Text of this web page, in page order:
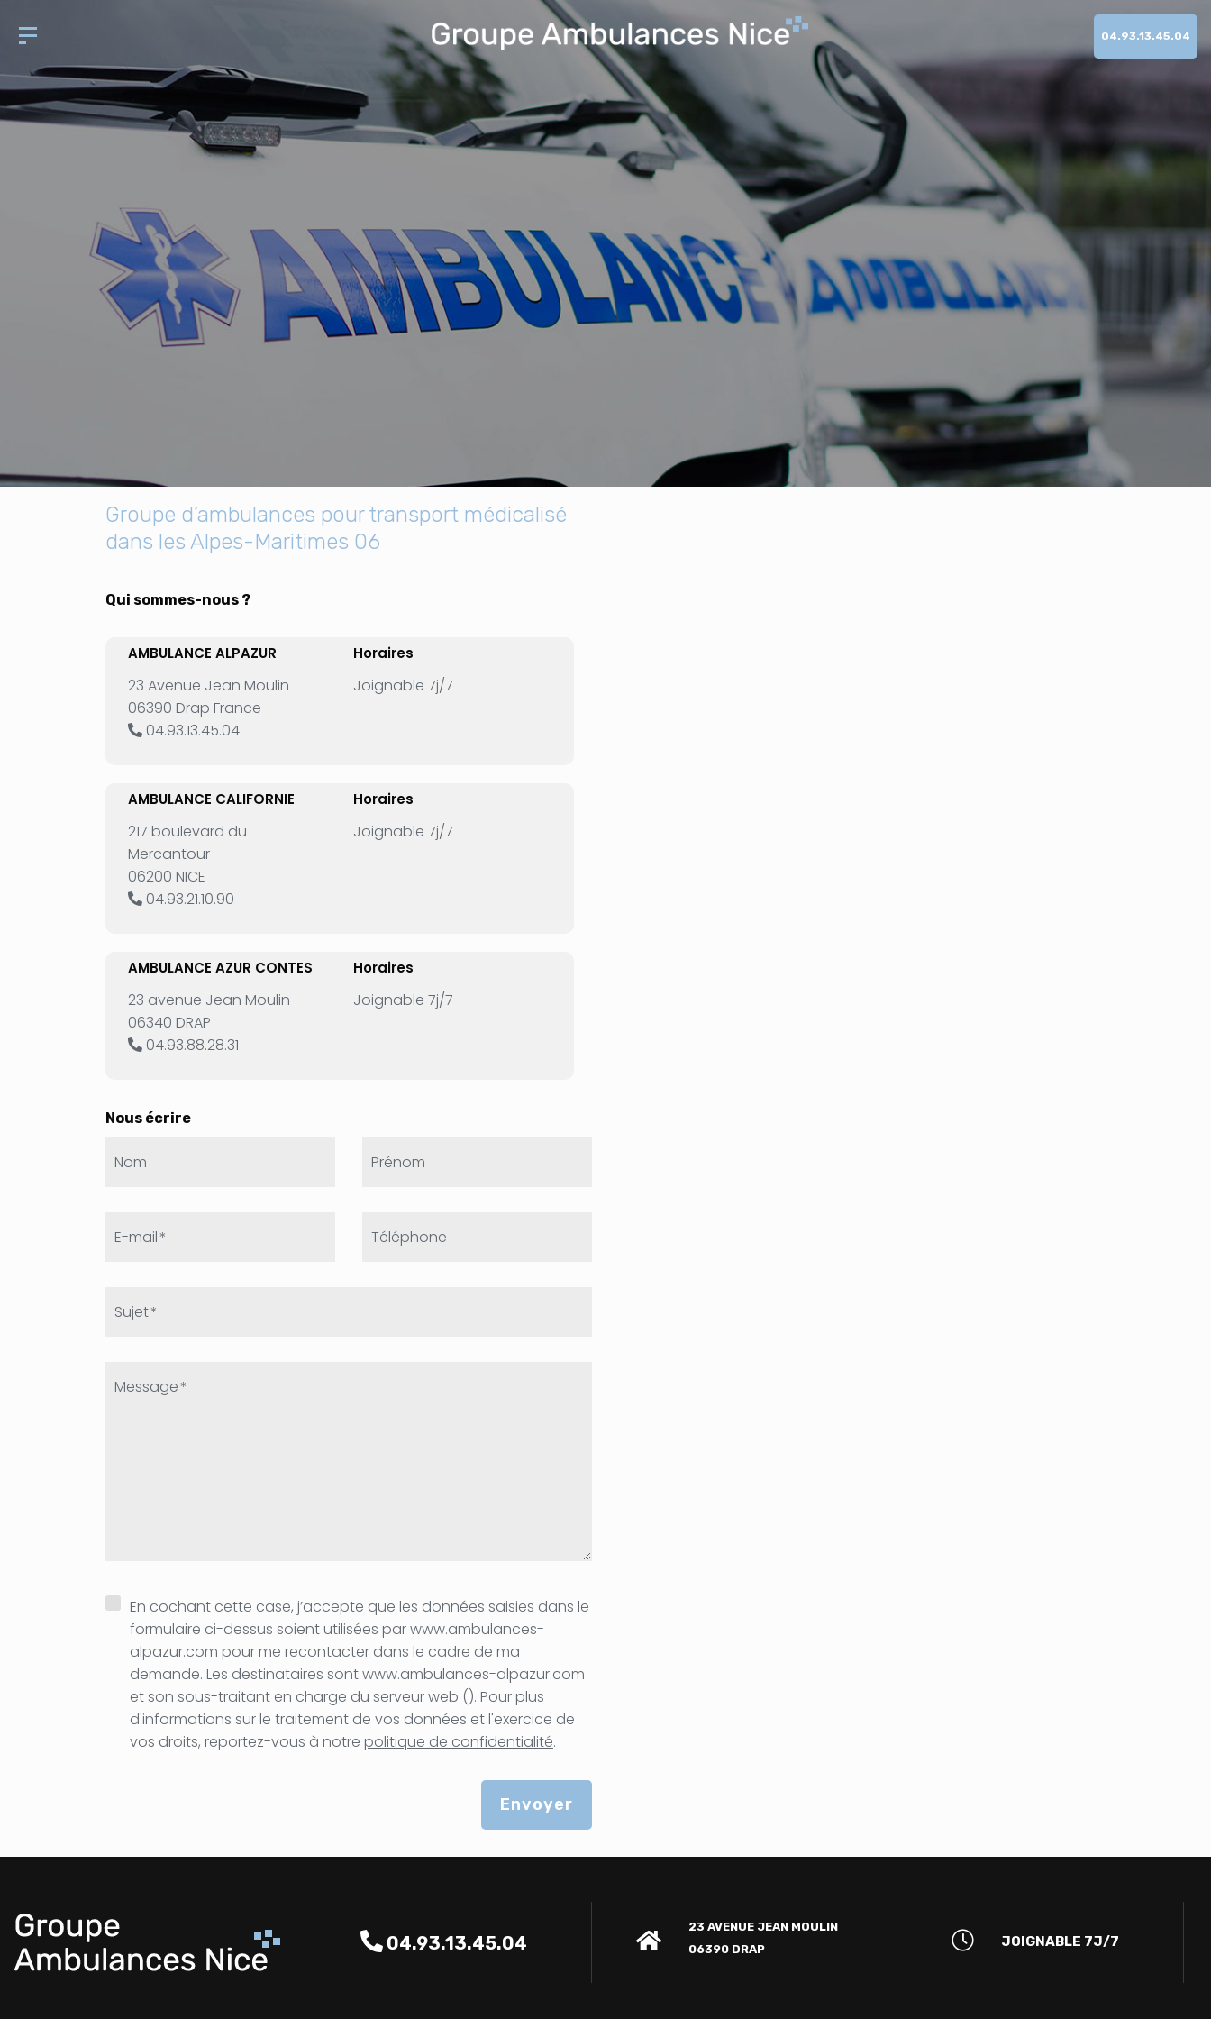
04.93.13.45.04
Groupe d’ambulances pour transport médicalisé
dans les Alpes-Maritimes 06
Qui sommes-nous ?
AMBULANCE ALPAZUR Horaires
23 Avenue Jean Moulin
06390 Drap France
04.93.13.45.04
Joignable 7j/7
AMBULANCE CALIFORNIE Horaires
217 boulevard du
Mercantour
06200 NICE
04.93.21.10.90
Joignable 7j/7
AMBULANCE AZUR CONTES Horaires
23 avenue Jean Moulin
06340 DRAP
04.93.88.28.31
Joignable 7j/7
Nous écrire
Nom Prénom
E-mail Téléphone
Sujet
Message
En cochant cette case, j’accepte que les données saisies dans le
formulaire ci-dessus soient utilisées par www.ambulances-
alpazur.com pour me recontacter dans le cadre de ma
demande. Les destinataires sont www.ambulances-alpazur.com
et son sous-traitant en charge du serveur web (). Pour plus
d'informations sur le traitement de vos données et l'exercice de
vos droits, reportez-vous à notre politique de confidentialité.
Envoyer
04.93.13.45.04
23 AVENUE JEAN MOULIN
06390 DRAP
JOIGNABLE 7J/7